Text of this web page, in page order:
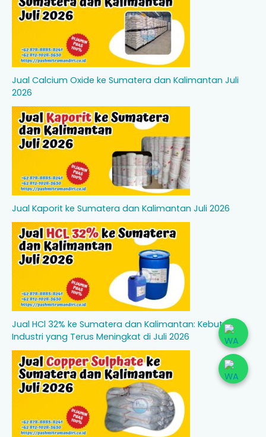
Jual Calcium Oxide ke Sumatera dan Kalimantan Juli
2026
Jual Kaporit ke Sumatera dan Kalimantan Juli 2026
Jual HCl 32% ke Sumatera dan Kalimantan: Kebutuhan
Industri yang Terus Meningkat di Juli 2026